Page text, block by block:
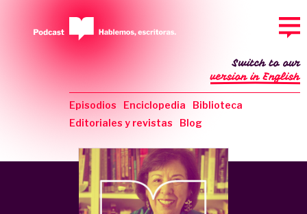
Episodios Enciclopedia
Biblioteca
Editoriales y revistas
Blog
Switch to our
version in English